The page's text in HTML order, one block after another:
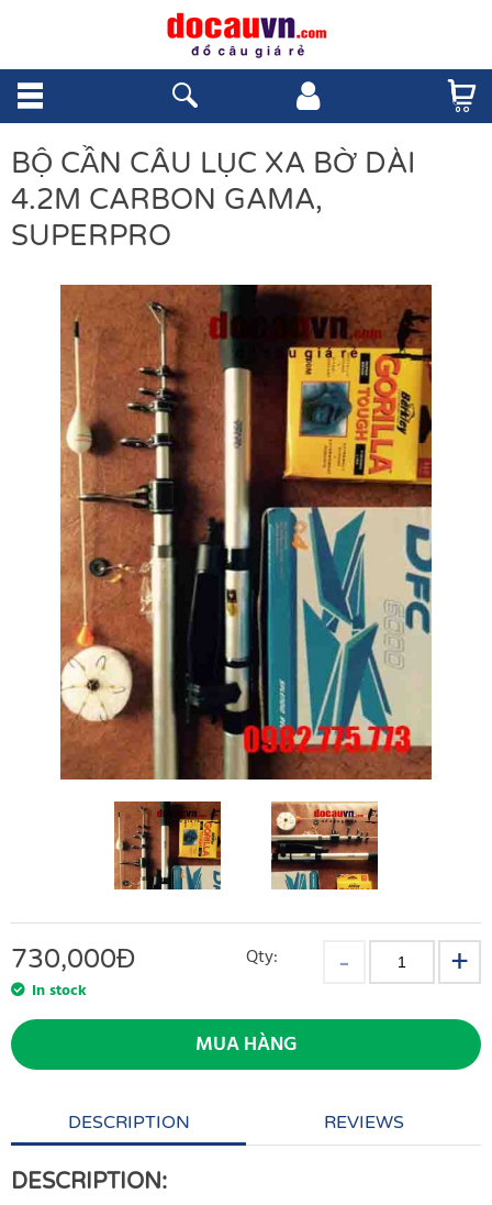
BỘ CẦN CÂU LỤC XA BỜ DÀI
4.2M CARBON GAMA,
SUPERPRO
730,000Đ
In stock
Qty:
MUA HÀNG
DESCRIPTION REVIEWS
DESCRIPTION: